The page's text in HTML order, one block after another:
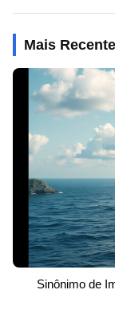
Mais
Sinônimo de